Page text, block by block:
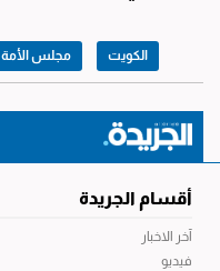
الكويت مجلس الأمة
أقسام الجريدة
آخر الاخبار
فيديو